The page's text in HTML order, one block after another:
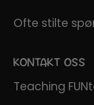
Ofte stilte
KONTAKT OSS
Teaching